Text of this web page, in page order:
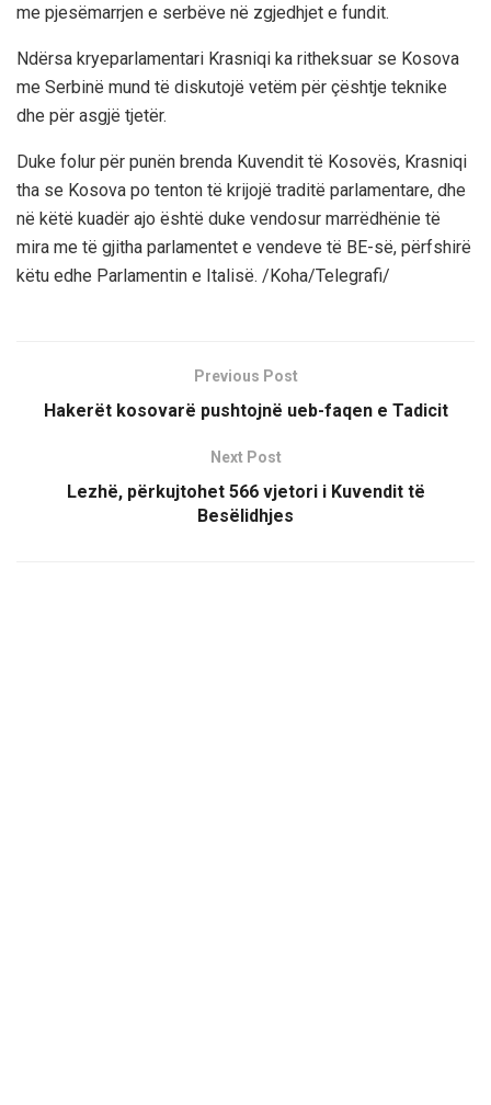
me pjesëmarrjen e serbëve në zgjedhjet e fundit.
Ndërsa kryeparlamentari Krasniqi ka ritheksuar se Kosova
me Serbinë mund të diskutojë vetëm për çështje teknike
dhe për asgjë tjetër.
Duke folur për punën brenda Kuvendit të Kosovës, Krasniqi
tha se Kosova po tenton të krijojë traditë parlamentare, dhe
në këtë kuadër ajo është duke vendosur marrëdhënie të
mira me të gjitha parlamentet e vendeve të BE-së, përfshirë
këtu edhe Parlamentin e Italisë. /Koha/Telegrafi/
Previous Post
Hakerët kosovarë pushtojnë ueb-faqen e Tadicit
Next Post
Lezhë, përkujtohet 566 vjetori i Kuvendit të
Besëlidhjes